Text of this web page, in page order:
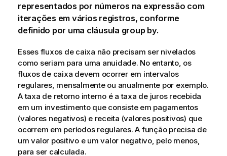
representados por números na expressão com
iterações em vários registros, conforme
definido por uma cláusula group by.
Esses fluxos de caixa não precisam ser nivelados
como seriam para uma anuidade. No entanto, os
fluxos de caixa devem ocorrer em intervalos
regulares, mensalmente ou anualmente por exemplo.
A taxa de retorno interno é a taxa de juros recebida
em um investimento que consiste em pagamentos
(valores negativos) e receita (valores positivos) que
ocorrem em períodos regulares. A função precisa de
um valor positivo e um valor negativo, pelo menos,
para ser calculada.